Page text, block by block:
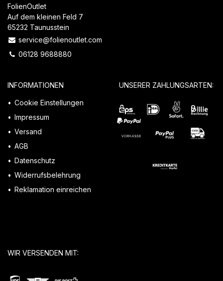
FolienOutlet
Auf dem kleinen Feld 7
65232 Taunusstein
service@folienoutlet.com
06128 9688880
INFORMATIONEN
Cookie Einstellungen
Impressum
Versand
AGB
Datenschutz
Widerrufsbelehrung
Reklamation einreichen
UNSERER ZAHLUNGSARTEN:
WIR VERSENDEN MIT: